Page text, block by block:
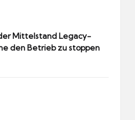
Mittelstand Legacy-
den Betrieb zu stoppen